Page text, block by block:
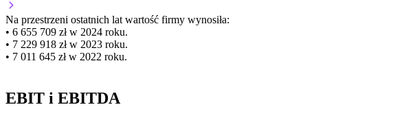
Na przestrzeni ostatnich lat wartość firmy wynosiła:
• 6 655 709 zł w 2024 roku.
• 7 229 918 zł w 2023 roku.
• 7 011 645 zł w 2022 roku.
EBIT i EBITDA